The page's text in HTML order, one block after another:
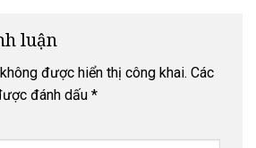
luận
được hiển thị công khai. Các
đánh dấu *